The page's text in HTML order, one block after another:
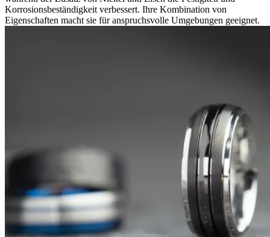
Korrosionsbeständigkeit verbessert. Ihre Kombination von
Eigenschaften macht sie für anspruchsvolle Umgebungen geeignet.